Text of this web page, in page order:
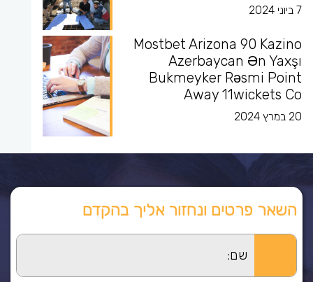
7 ביוני 2024
Mostbet Arizona 90 Kazino
Azerbaycan Ən Yaxşı
Bukmeyker Rəsmi Point
Away 11wickets Co
20 במרץ 2024
השאר פרטים ונחזור אליך בהקדם